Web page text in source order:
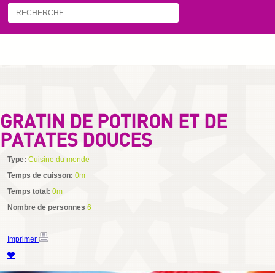
GRATIN DE POTIRON ET DE
PATATES DOUCES
Type: Cuisine du monde
Temps de cuisson: 0m
Temps total: 0m
Nombre de personnes 6
Imprimer